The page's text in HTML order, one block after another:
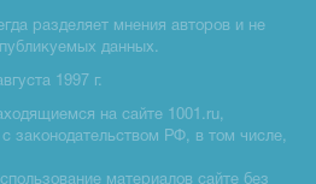
разделяет мнения авторов и не
данных.
1997 г.
на сайте 1001.ru,
законодательством РФ, в том числе,
материалов сайте без